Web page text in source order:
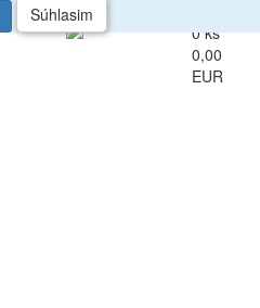
0 ks
0,00
EUR
Súhlasim